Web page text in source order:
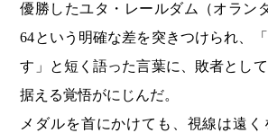
優勝したユタ・レールダム（オラン
64という明確な差を突きつけられ、
す」と短く語った言葉に、敗者とし
据える覚悟がにじんだ。
メダルを首にかけても、視線は遠く